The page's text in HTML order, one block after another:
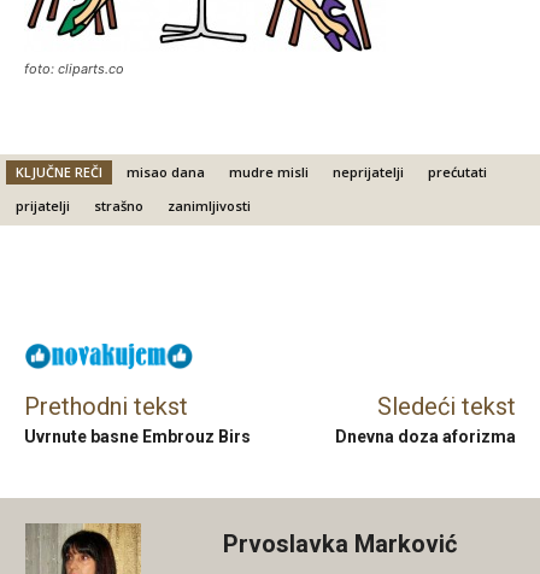
foto: cliparts.co
KLJUČNE REČI misao dana mudre misli neprijatelji
prećutati
prijatelji
strašno zanimljivosti
Prethodni tekst
Uvrnute basne Embrouz Birs
Sledeći tekst
Dnevna doza aforizma
Prvoslavka Marković